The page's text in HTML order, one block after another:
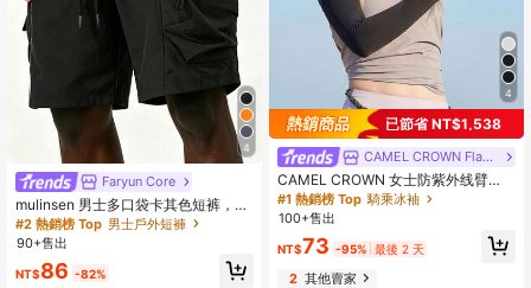
4
Faryun Core
mulinsen 男士多口袋卡其色短裤，户
外运动徒步休闲宽松版型，弹性腰带
街头风细节，夏季
#2 熱銷榜 Top 男士戶外短褲
90+售出
NT$86 -82%
4
已節省 NT$1,538
CAMEL CROWN Flagship Store
CAMEL CROWN 女士防紫外线臂
套，轻便夏季骑行防晒袖套
#1 熱銷榜 Top 騎乘冰袖
100+售出
NT$73 -95% 最後 2 天
2其他賣家